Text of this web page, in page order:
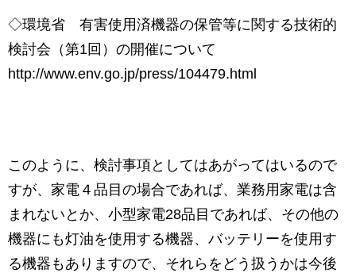
◇環境省 有害使用済機器の保管等に関する技術的
検討会（第1回）の開催について
http://www.env.go.jp/press/104479.html
このように、検討事項としてはあがってはいるので
すが、家電４品目の場合であれば、業務用家電は含
まれないとか、小型家電28品目であれば、その他の
機器にも灯油を使用する機器、バッテリーを使用す
る機器もありますので、それらをどう扱うかは今後